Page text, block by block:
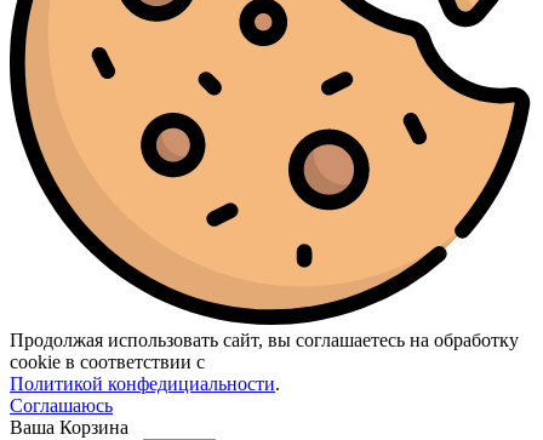
Продолжая использовать сайт, вы соглашаетесь на обработку
cookie в соответствии с
Политикой конфедициальности.
Соглашаюсь
Ваша Корзина